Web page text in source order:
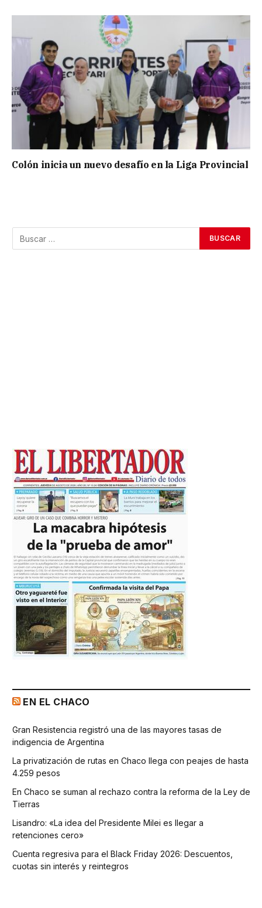
Colón inicia un nuevo desafío en la Liga Provincial
EN EL CHACO
Gran Resistencia registró una de las mayores tasas de
indigencia de Argentina
La privatización de rutas en Chaco llega con peajes de hasta
4.259 pesos
En Chaco se suman al rechazo contra la reforma de la Ley de
Tierras
Lisandro: «La idea del Presidente Milei es llegar a
retenciones cero»
Cuenta regresiva para el Black Friday 2026: Descuentos,
cuotas sin interés y reintegros